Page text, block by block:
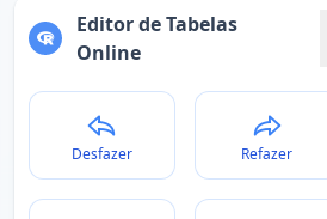
Editor de Tabelas
Online
Desfazer Refazer